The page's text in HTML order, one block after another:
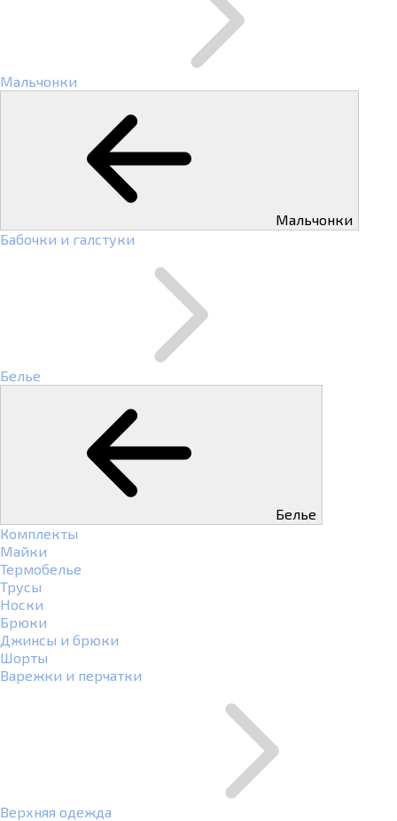
Мальчонки
Мальчонки
Бабочки и галстуки
Белье
Белье
Комплекты
Майки
Термобелье
Трусы
Носки
Брюки
Джинсы и брюки
Шорты
Варежки и перчатки
Верхняя одежда